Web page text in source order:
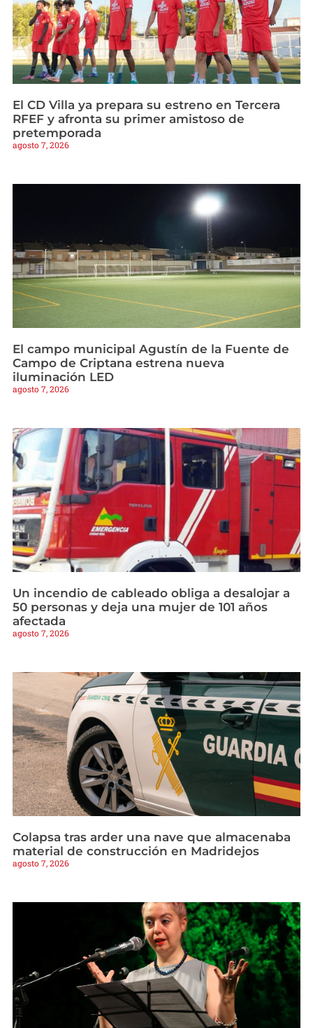
El CD Villa ya prepara su estreno en Tercera
RFEF y afronta su primer amistoso de
pretemporada
agosto 7, 2026
El campo municipal Agustín de la Fuente de
Campo de Criptana estrena nueva
iluminación LED
agosto 7, 2026
Un incendio de cableado obliga a desalojar a
50 personas y deja una mujer de 101 años
afectada
agosto 7, 2026
Colapsa tras arder una nave que almacenaba
material de construcción en Madridejos
agosto 7, 2026